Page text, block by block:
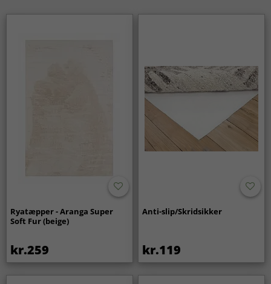
Ryatæpper - Aranga Super
Soft Fur (beige)
kr.259
Anti-slip/Skridsikker
kr.119